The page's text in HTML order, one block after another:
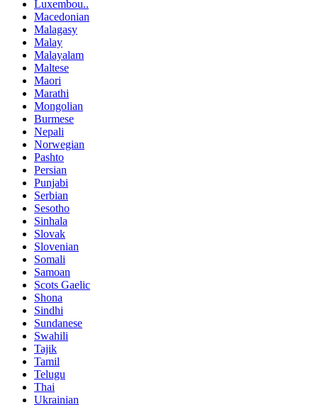
Luxembou..
Macedonian
Malagasy
Malay
Malayalam
Maltese
Maori
Marathi
Mongolian
Burmese
Nepali
Norwegian
Pashto
Persian
Punjabi
Serbian
Sesotho
Sinhala
Slovak
Slovenian
Somali
Samoan
Scots Gaelic
Shona
Sindhi
Sundanese
Swahili
Tajik
Tamil
Telugu
Thai
Ukrainian